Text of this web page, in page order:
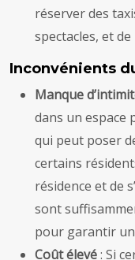
réserver des
spectacles, et
Inconvénients
Manque
dans un espace
qui peut poser
certains
résidence et de
sont
pour garantir
Coût élevé: Si